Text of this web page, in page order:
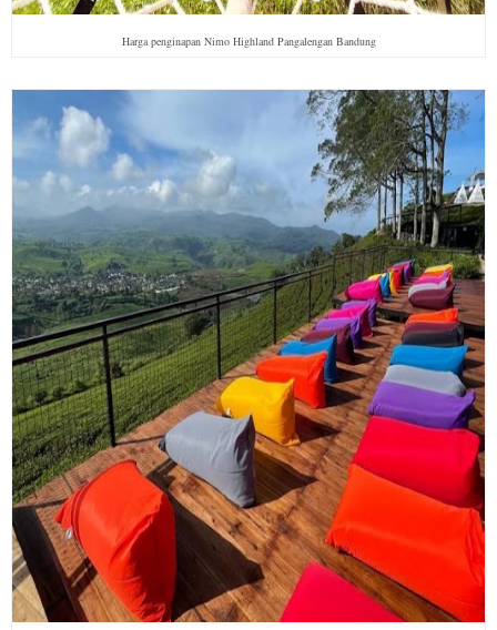
Harga penginapan Nimo Highland Pangalengan Bandung